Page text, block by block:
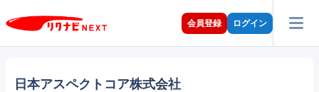
会員登録 ログイン
日本アスペクトコア株式会社